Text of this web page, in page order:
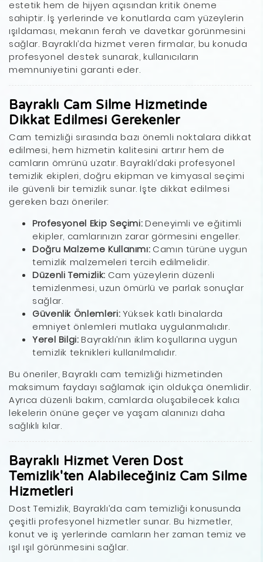
estetik hem de hijyen açısından kritik öneme
sahiptir. İş yerlerinde ve konutlarda cam yüzeylerin
ışıldaması, mekanın ferah ve davetkar görünmesini
sağlar. Bayraklı’da hizmet veren firmalar, bu konuda
profesyonel destek sunarak, kullanıcıların
memnuniyetini garanti eder.
Bayraklı Cam Silme Hizmetinde
Dikkat Edilmesi Gerekenler
Cam temizliği sırasında bazı önemli noktalara dikkat
edilmesi, hem hizmetin kalitesini artırır hem de
camların ömrünü uzatır. Bayraklı’daki profesyonel
temizlik ekipleri, doğru ekipman ve kimyasal seçimi
ile güvenli bir temizlik sunar. İşte dikkat edilmesi
gereken bazı öneriler:
Profesyonel Ekip Seçimi:Deneyimli ve eğitimli
ekipler, camlarınızın zarar görmesini engeller.
Doğru Malzeme Kullanımı:Camın türüne uygun
temizlik malzemeleri tercih edilmelidir.
Düzenli Temizlik:Cam yüzeylerin düzenli
temizlenmesi, uzun ömürlü ve parlak sonuçlar
sağlar.
Güvenlik Önlemleri:Yüksek katlı binalarda
emniyet önlemleri mutlaka uygulanmalıdır.
Yerel Bilgi:Bayraklı’nın iklim koşullarına uygun
temizlik teknikleri kullanılmalıdır.
Bu öneriler, Bayraklı cam temizliği hizmetinden
maksimum faydayı sağlamak için oldukça önemlidir.
Ayrıca düzenli bakım, camlarda oluşabilecek kalıcı
lekelerin önüne geçer ve yaşam alanınızı daha
sağlıklı kılar.
Bayraklı Hizmet Veren Dost
Temizlik'ten Alabileceğiniz Cam Silme
Hizmetleri
Dost Temizlik, Bayraklı’da cam temizliği konusunda
çeşitli profesyonel hizmetler sunar. Bu hizmetler,
konut ve iş yerlerinde camların her zaman temiz ve
ışıl ışıl görünmesini sağlar.